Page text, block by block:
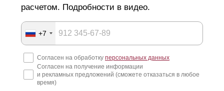
расчетом. Подробности в видео.
+7
Согласен на обработку персональных данных
Согласен на получение информации
и рекламных предложений (сможете отказаться в любое
время)